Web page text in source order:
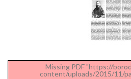
Missing PDF "https://
content/uploads/2015/11/